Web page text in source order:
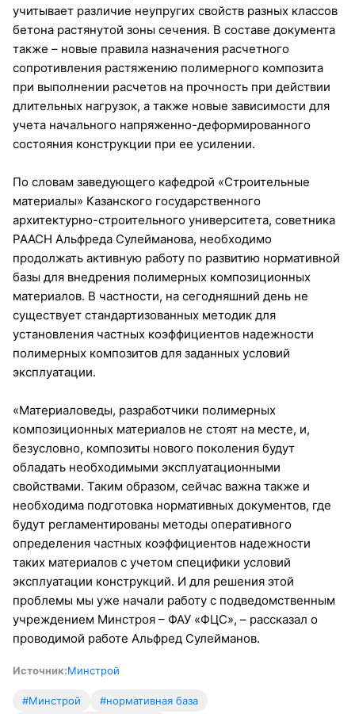
учитывает различие неупругих свойств разных классов
бетона растянутой зоны сечения. В составе документа
также – новые правила назначения расчетного
сопротивления растяжению полимерного композита
при выполнении расчетов на прочность при действии
длительных нагрузок, а также новые зависимости для
учета начального напряженно-деформированного
состояния конструкции при ее усилении.
По словам заведующего кафедрой «Строительные
материалы» Казанского государственного
архитектурно-строительного университета, советника
РААСН Альфреда Сулейманова, необходимо
продолжать активную работу по развитию нормативной
базы для внедрения полимерных композиционных
материалов. В частности, на сегодняшний день не
существует стандартизованных методик для
установления частных коэффициентов надежности
полимерных композитов для заданных условий
эксплуатации.
«Материаловеды, разработчики полимерных
композиционных материалов не стоят на месте, и,
безусловно, композиты нового поколения будут
обладать необходимыми эксплуатационными
свойствами. Таким образом, сейчас важна также и
необходима подготовка нормативных документов, где
будут регламентированы методы оперативного
определения частных коэффициентов надежности
таких материалов с учетом специфики условий
эксплуатации конструкций. И для решения этой
проблемы мы уже начали работу с подведомственным
учреждением Минстроя – ФАУ «ФЦС», – рассказал о
проводимой работе Альфред Сулейманов.
Источник:Минстрой
#Минстрой #нормативная база